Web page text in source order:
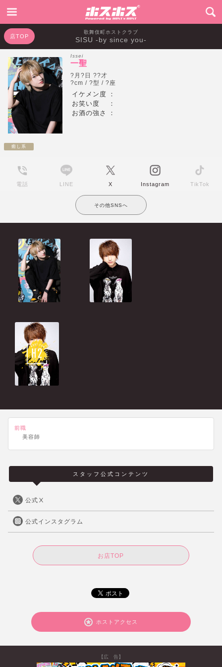
歌舞伎町ホストクラブ
SISU -by since you-
店TOP
Issei
一聖
?月?日 ??才
?cm / ?型 / ?座
イケメン度
：
お笑い度
：
お酒の強さ
：
癒し系
電話 LINE X Instagram TikTok
その他SNSへ
前職
美容師
スタッフ公式コンテンツ
公式Ⅹ
公式インスタグラム
お店TOP
ホストアクセス
【広 告】